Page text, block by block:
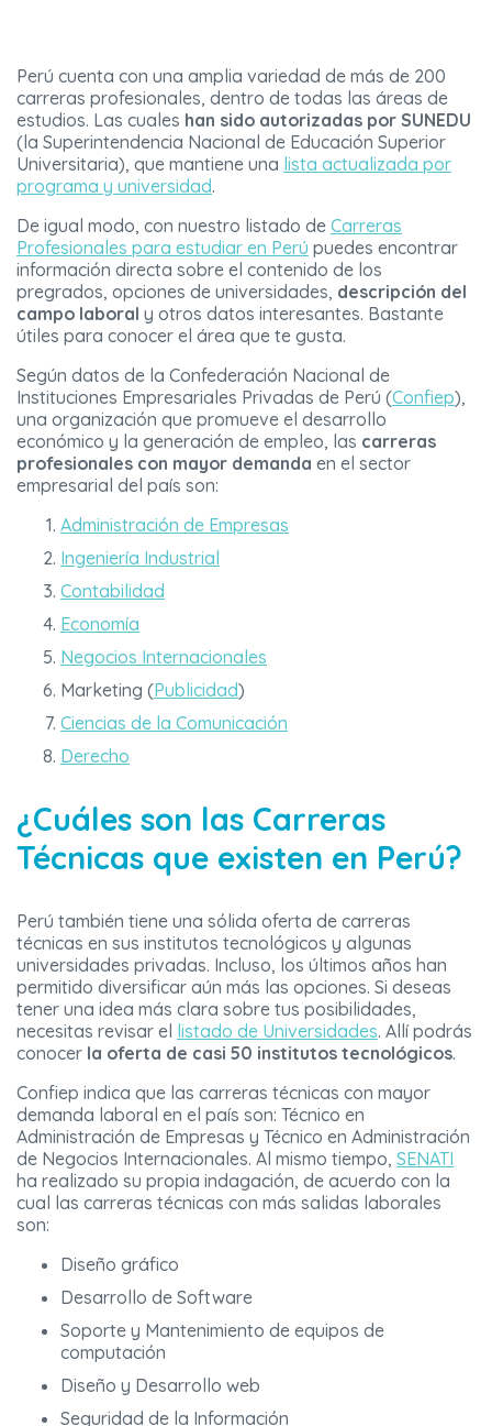
Perú cuenta con una amplia variedad de más de 200
carreras profesionales, dentro de todas las áreas de
estudios. Las cuales han sido autorizadas por SUNEDU
(la Superintendencia Nacional de Educación Superior
Universitaria), que mantiene una lista actualizada por
programa y universidad.
De igual modo, con nuestro listado de Carreras
Profesionales para estudiar en Perú puedes encontrar
información directa sobre el contenido de los
pregrados, opciones de universidades, descripción del
campo laboral y otros datos interesantes. Bastante
útiles para conocer el área que te gusta.
Según datos de la Confederación Nacional de
Instituciones Empresariales Privadas de Perú (Confiep),
una organización que promueve el desarrollo
económico y la generación de empleo, las carreras
profesionales con mayor demanda en el sector
empresarial del país son:
Administración de Empresas
Ingeniería Industrial
Contabilidad
Economía
Negocios Internacionales
Marketing (Publicidad)
Ciencias de la Comunicación
Derecho
¿Cuáles son las Carreras
Técnicas que existen en Perú?
Perú también tiene una sólida oferta de carreras
técnicas en sus institutos tecnológicos y algunas
universidades privadas. Incluso, los últimos años han
permitido diversificar aún más las opciones. Si deseas
tener una idea más clara sobre tus posibilidades,
necesitas revisar el listado de Universidades. Allí podrás
conocer la oferta de casi 50 institutos tecnológicos.
Confiep indica que las carreras técnicas con mayor
demanda laboral en el país son: Técnico en
Administración de Empresas y Técnico en Administración
de Negocios Internacionales. Al mismo tiempo, SENATI
ha realizado su propia indagación, de acuerdo con la
cual las carreras técnicas con más salidas laborales
son:
Diseño gráfico
Desarrollo de Software
Soporte y Mantenimiento de equipos de
computación
Diseño y Desarrollo web
Seguridad de la Información